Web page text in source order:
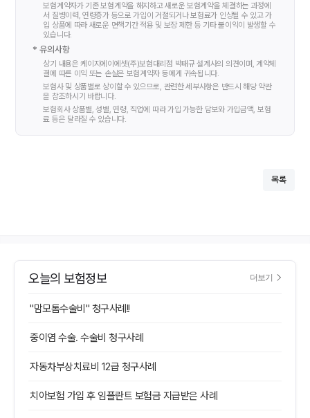
보험계약자가 기존 보험계약을 해지하고 새로운 보험계약을 체결하는 과정에
서 질병이력, 연령증가 등으로 가입이 거절되거나 보험료가 인상될 수 있고 가
입 상품에 따라 새로운 면책기간 적용 및 보장 제한 등 기타 불이익이 발생할 수
있습니다.
* 유의사항
상기 내용은 케이지에이에셋(주)보험대리점 박태규설계사의 의견이며, 계약체
결에 따른 이익 또는 손실은 보험계약자 등에게 귀속됩니다.
보험사 및 상품별로 상이할 수 있으므로, 관련한 세부사항은 반드시 해당 약관
을 참조하시기 바랍니다.
보험회사 상품별, 성별, 연령, 직업에 따라 가입 가능한 담보와 가입금액, 보험
료 등은 달라질 수 있습니다.
목록
오늘의 보험정보 더보기
"맘모톰수술비" 청구사례!!
중이염 수술. 수술비 청구사례
자동차부상치료비 12급 청구사례
치아보험 가입 후 임플란트 보험금 지급받은 사례